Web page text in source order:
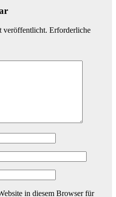
veröffentlicht. Erforderliche
in diesem Browser für